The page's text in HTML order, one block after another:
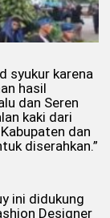
syukur karena
hasil
dan Seren
kaki dari
dan
diserahkan.”
ini didukung
Designer